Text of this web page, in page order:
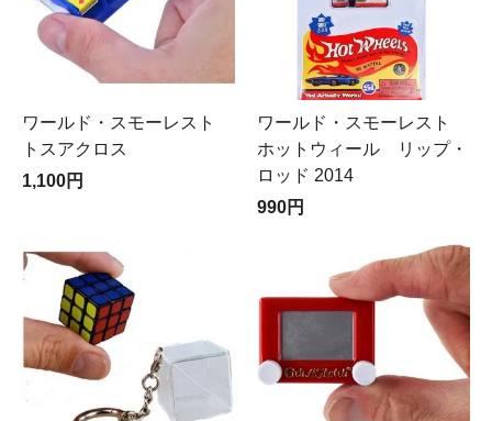
ワールド・スモーレスト
トスアクロス
1,100円
ワールド・スモーレスト
ホットウィール リップ・
ロッド 2014
990円